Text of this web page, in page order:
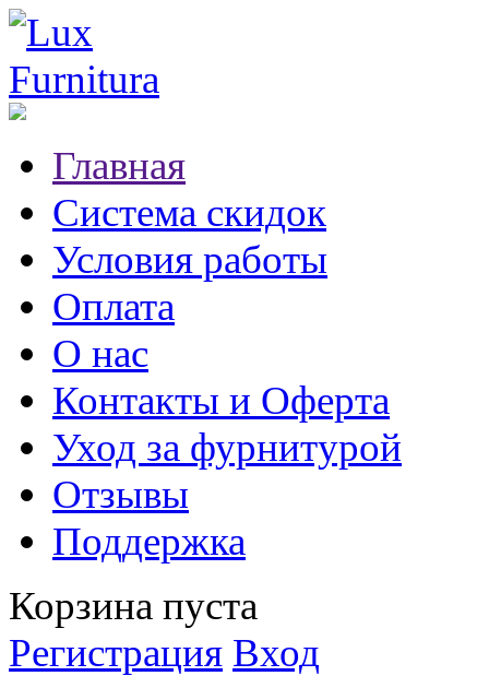
Главная
Система скидок
Условия работы
Оплата
О нас
Контакты и Оферта
Уход за фурнитурой
Отзывы
Поддержка
Корзина пуста
Регистрация Вход